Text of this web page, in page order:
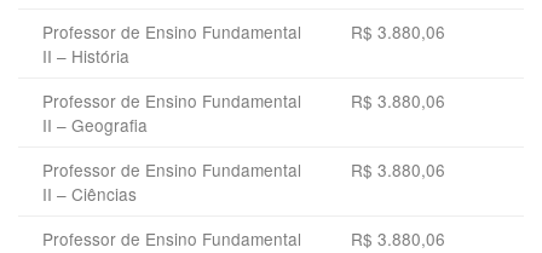
Professor de Ensino Fundamental
II – História
R$ 3.880,06
Professor de Ensino Fundamental
II – Geografia
R$ 3.880,06
Professor de Ensino Fundamental
II – Ciências
R$ 3.880,06
Professor de Ensino Fundamental
R$ 3.880,06